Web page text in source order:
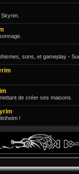
sons, et gameplay -
de créer ses maisons.
!